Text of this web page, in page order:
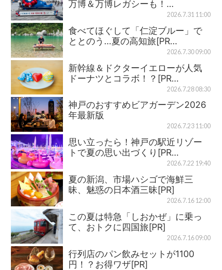
万博＆万博レガシーも！…
2026.7.31 11:00
食べてほぐして「仁淀ブルー」で
ととのう…夏の高知旅[PR…
2026.7.30 09:00
新幹線＆ドクターイエローが人気
ドーナツとコラボ！？[PR…
2026.7.28 08:30
神戸のおすすめビアガーデン2026
年最新版
2026.7.23 11:00
思い立ったら！神戸の駅近リゾー
トで夏の思い出づくり[PR…
2026.7.22 19:40
夏の新潟、市場ハシゴで海鮮三
昧、魅惑の日本酒三昧[PR]
2026.7.16 12:00
この夏は特急「しおかぜ」に乗っ
て、おトクに四国旅[PR]
2026.7.16 09:00
行列店のパン飲みセットが1100
円！？お得ワザ[PR]